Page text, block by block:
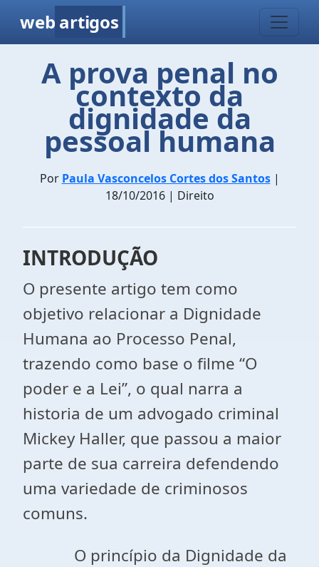
web artigos
A prova penal no
contexto da
dignidade da
pessoal humana
Por Paula Vasconcelos Cortes dos Santos|
18/10/2016 | Direito
INTRODUÇÃO
O presente artigo tem como
objetivo relacionar a Dignidade
Humana ao Processo Penal,
trazendo como base o filme “O
poder e a Lei”, o qual narra a
historia de um advogado criminal
Mickey Haller, que passou a maior
parte de sua carreira defendendo
uma variedade de criminosos
comuns.
O princípio da Dignidade da